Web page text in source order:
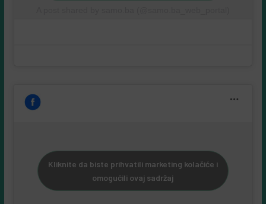
Kliknite da biste prihvatili marketing kolačiće i
omogućili ovaj sadržaj